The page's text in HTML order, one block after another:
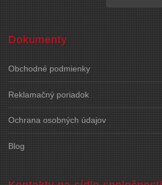
Dokumenty
Obchodné podmienky
Reklamačný poriadok
Ochrana osobných údajov
Blog